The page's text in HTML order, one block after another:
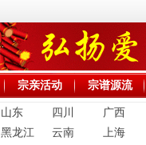
宗亲活动 宗谱源流
山东 四川
广西
黑龙江 云南
上海